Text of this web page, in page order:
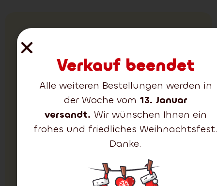
Körbe für
Weihnachtsbäume
Der braune Korb für
zeichnet sich durch ein
elegantes Aussehen
realistisch wirkende
Zweige aus. Er passt
Verkauf beendet
Alle weiteren Bestellungen werden in
der Woche vom 13. Januar
versandt. Wir wünschen Ihnen ein
frohes und friedliches Weihnachtsfest.
Danke.